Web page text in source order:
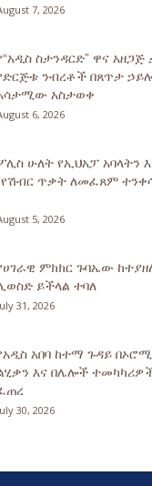
7, 2026
ስታንዳርድ” ዋና
ንብረቶች በጸጥታ
አስታወቀ
6, 2026
ሁለት የኢህአፓ አባላትን
ጥቃት ለመፈጸም
5, 2026
ምክክር ጉባኤው
ይችላል ተባለ
31, 2026
አበባ ከተማ ጉዳይ
እና በሌሎች
30, 2026